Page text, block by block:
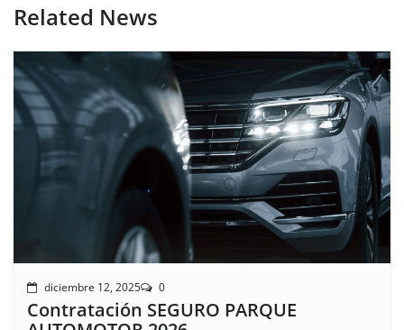
Related News
diciembre 12, 2025 0
Contratación SEGURO PARQUE